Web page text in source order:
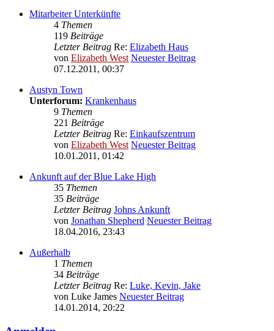
Mitarbeiter Unterkünfte
4 Themen
119 Beiträge
Letzter Beitrag Re: Elizabeth Haus
von Elizabeth West Neuester Beitrag
07.12.2011, 00:37
Austyn Town
Unterforum: Krankenhaus
9 Themen
221 Beiträge
Letzter Beitrag Re: Einkaufszentrum
von Elizabeth West Neuester Beitrag
10.01.2011, 01:42
Ankunft auf der Blue Lake High
35 Themen
35 Beiträge
Letzter Beitrag Johns Ankunft
von Jonathan Shepherd Neuester Beitrag
18.04.2016, 23:43
Außerhalb
1 Themen
34 Beiträge
Letzter Beitrag Re: Luke, Kevin, Jake
von Luke James Neuester Beitrag
14.01.2014, 20:22